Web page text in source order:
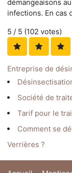
démangeaisons
infections. En cas
5 / 5 (102 votes)
Entreprise de
Société de
Tarif pour le
Comment se
Verrières ?